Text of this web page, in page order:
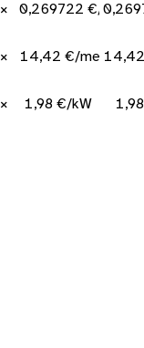
× 0,269722 €/kWh
× 14,42 €/mese
× 1,98 €/kW